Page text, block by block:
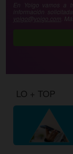
En Yoigo vamos a
información
yoigo@yoigo.com .
LO + TOP